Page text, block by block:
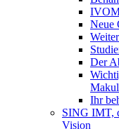
Neue
Der
Ihr
SING IMT,
Vision